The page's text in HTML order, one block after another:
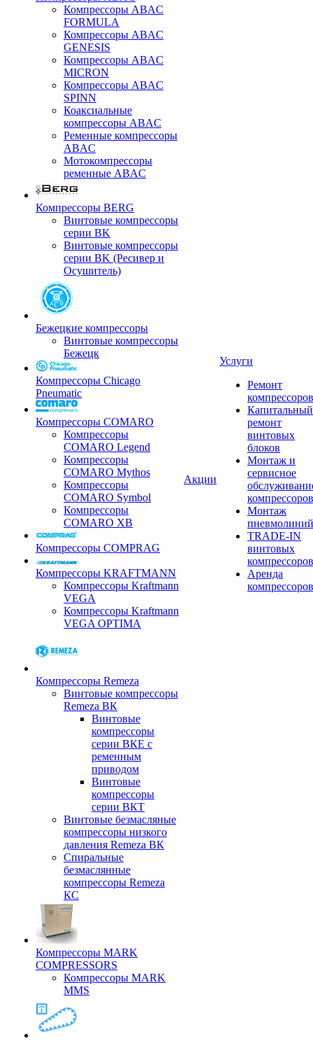
Компрессоры ABAC
FORMULA
Компрессоры ABAC
GENESIS
Компрессоры ABAC
MICRON
Компрессоры ABAC
SPINN
Коаксиальные
компрессоры ABAC
Ременные компрессоры
ABAC
Мотокомпрессоры
ременные ABAC
Компрессоры BERG
Винтовые компрессоры
серии BK
Винтовые компрессоры
серии BK (Ресивер и
Осушитель)
Бежецкие компрессоры
Винтовые компрессоры
Бежецк
Компрессоры Chicago
Pneumatic
Компрессоры COMARO
Компрессоры
COMARO Legend
Компрессоры
COMARO Mythos
Компрессоры
COMARO Symbol
Компрессоры
COMARO XB
Компрессоры COMPRAG
Компрессоры KRAFTMANN
Компрессоры Kraftmann
VEGA
Компрессоры Kraftmann
VEGA OPTIMA
Компрессоры Remeza
Винтовые компрессоры
Remeza ВК
Винтовые
компрессоры
серии ВКЕ с
ременным
приводом
Винтовые
компрессоры
серии ВКТ
Винтовые безмасляные
компрессоры низкого
давления Remeza ВК
Спиральные
безмаслянные
компрессоры Remeza
КС
Компрессоры MARK
COMPRESSORS
Компрессоры MARK
MMS
Акции
Услуги
Ремонт
компрессоров
Капитальный
ремонт
винтовых
блоков
Монтаж и
сервисное
компрессоров
Монтаж
пневмолиний
TRADE-IN
винтовых
компрессоров
Аренда
компрессоров